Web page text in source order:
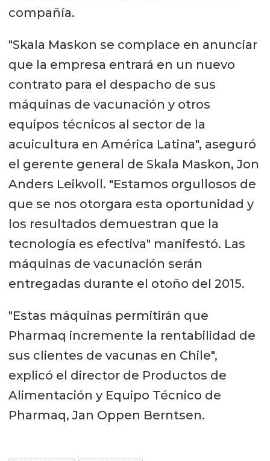
compañía.
"Skala Maskon se complace en anunciar
que la empresa entrará en un nuevo
contrato para el despacho de sus
máquinas de vacunación y otros
equipos técnicos al sector de la
acuicultura en América Latina", aseguró
el gerente general de Skala Maskon, Jon
Anders Leikvoll. "Estamos orgullosos de
que se nos otorgara esta oportunidad y
los resultados demuestran que la
tecnología es efectiva" manifestó. Las
máquinas de vacunación serán
entregadas durante el otoño del 2015.
"Estas máquinas permitirán que
Pharmaq incremente la rentabilidad de
sus clientes de vacunas en Chile",
explicó el director de Productos de
Alimentación y Equipo Técnico de
Pharmaq, Jan Oppen Berntsen.